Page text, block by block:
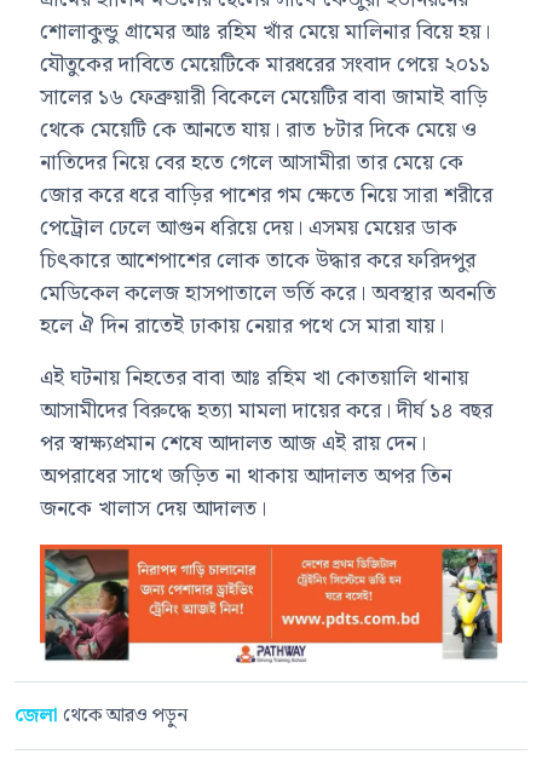
শোলাকুন্ডু গ্রামের আঃ রহিম খাঁর মেয়ে মালিনার বিয়ে হয়।
যৌতুকের দাবিতে মেয়েটিকে মারধরের সংবাদ পেয়ে ২০১১
সালের ১৬ ফেব্রুয়ারী বিকেলে মেয়েটির বাবা জামাই বাড়ি
থেকে মেয়েটি কে আনতে যায়। রাত ৮টার দিকে মেয়ে ও
নাতিদের নিয়ে বের হতে গেলে আসামীরা তার মেয়ে কে
জোর করে ধরে বাড়ির পাশের গম ক্ষেতে নিয়ে সারা শরীরে
পেট্রোল ঢেলে আগুন ধরিয়ে দেয়। এসময় মেয়ের ডাক
চিৎকারে আশেপাশের লোক তাকে উদ্ধার করে ফরিদপুর
মেডিকেল কলেজ হাসপাতালে ভর্তি করে। অবস্থার অবনতি
হলে ঐ দিন রাতেই ঢাকায় নেয়ার পথে সে মারা যায়।
এই ঘটনায় নিহতের বাবা আঃ রহিম খা কোতয়ালি থানায়
আসামীদের বিরুদ্ধে হত্যা মামলা দায়ের করে। দীর্ঘ ১৪ বছর
পর স্বাক্ষ্যপ্রমান শেষে আদালত আজ এই রায় দেন।
অপরাধের সাথে জড়িত না থাকায় আদালত অপর তিন
জনকে খালাস দেয় আদালত।
জেলা থেকে আরও পড়ুন